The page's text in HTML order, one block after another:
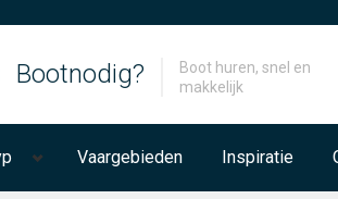
Bootnodig?
Boot huren, snel en
makkelijk
Vaargebieden Inspiratie